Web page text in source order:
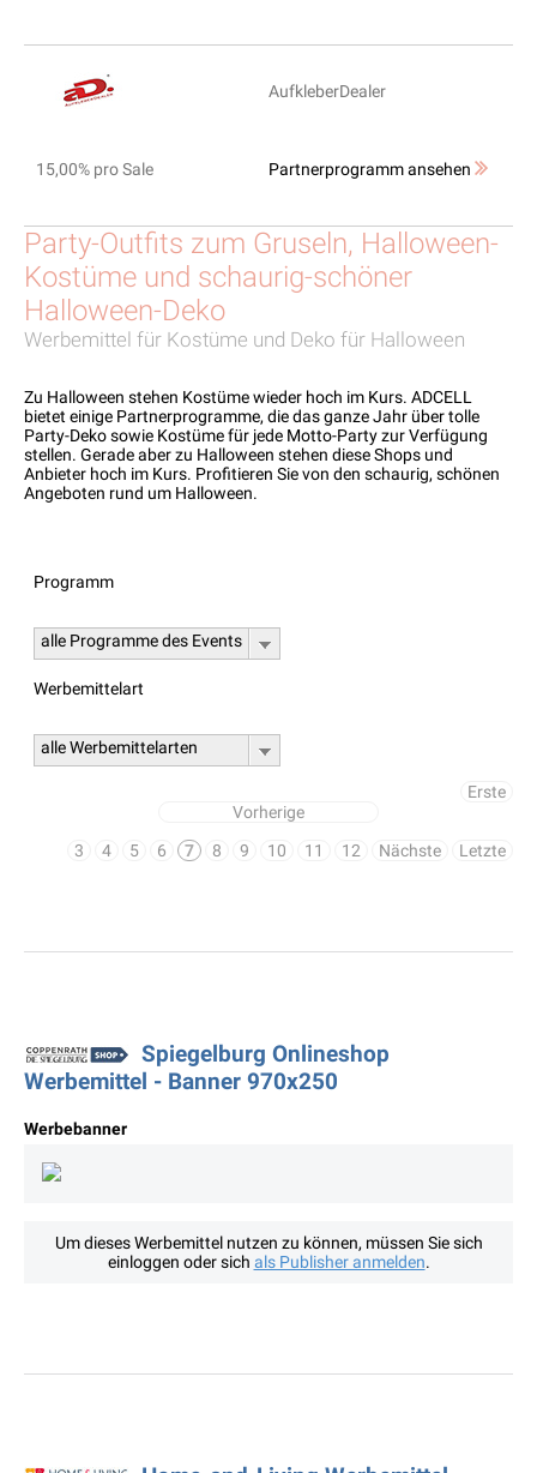
AufkleberDealer
15,00% pro Sale Partnerprogramm ansehen
Party-Outfits zum Gruseln, Halloween-
Kostüme und schaurig-schöner
Halloween-Deko
Werbemittel für Kostüme und Deko für Halloween
Zu Halloween stehen Kostüme wieder hoch im Kurs. ADCELL
bietet einige Partnerprogramme, die das ganze Jahr über tolle
Party-Deko sowie Kostüme für jede Motto-Party zur Verfügung
stellen. Gerade aber zu Halloween stehen diese Shops und
Anbieter hoch im Kurs. Profitieren Sie von den schaurig, schönen
Angeboten rund um Halloween.
Programm
alle Programme des Events
Werbemittelart
alle Werbemittelarten
Erste
Vorherige
3
4 5 6 7 8 9 10 11 12 Nächste Letzte
Spiegelburg Onlineshop
Werbemittel - Banner 970x250
Werbebanner
Um dieses Werbemittel nutzen zu können, müssen Sie sich
einloggen oder sich als Publisher anmelden.